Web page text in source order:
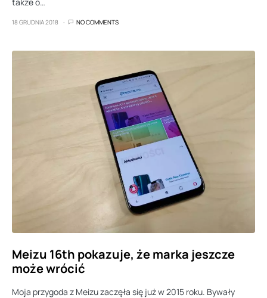
18 GRUDNIA 2018 NO COMMENTS
Meizu 16th pokazuje, że marka jeszcze
może wrócić
Moja przygoda z Meizu zaczęła się już w 2015 roku. Bywały